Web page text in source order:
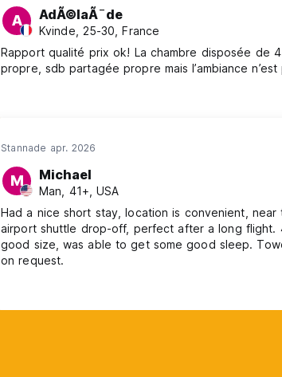
A AdÃ©laÃ¯de
Kvinde, 25-30, France
Rapport qualité prix ok! La chambre disposée de
propre, sdb partagée propre mais l’ambiance
Stannade apr. 2026
M Michael
Man, 41+, USA
Had a nice short stay, location is convenient,
airport shuttle drop-off, perfect after a long flight.
good size, was able to get some good sleep.
on request.